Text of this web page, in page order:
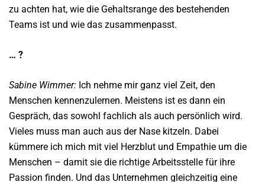
zu achten hat, wie die Gehaltsrange des bestehenden
Teams ist und wie das zusammenpasst.
… ?
Sabine Wimmer: Ich nehme mir ganz viel Zeit, den
Menschen kennenzulernen. Meistens ist es dann ein
Gespräch, das sowohl fachlich als auch persönlich wird.
Vieles muss man auch aus der Nase kitzeln. Dabei
kümmere ich mich mit viel Herzblut und Empathie um die
Menschen – damit sie die richtige Arbeitsstelle für ihre
Passion finden. Und das Unternehmen gleichzeitig eine